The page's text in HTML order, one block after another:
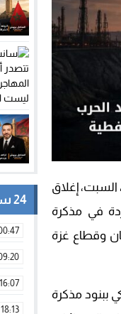
إغلاق
في مذكرة
وقطاع غزة
ببنود مذكرة
24 ساعة
16:07
18:13